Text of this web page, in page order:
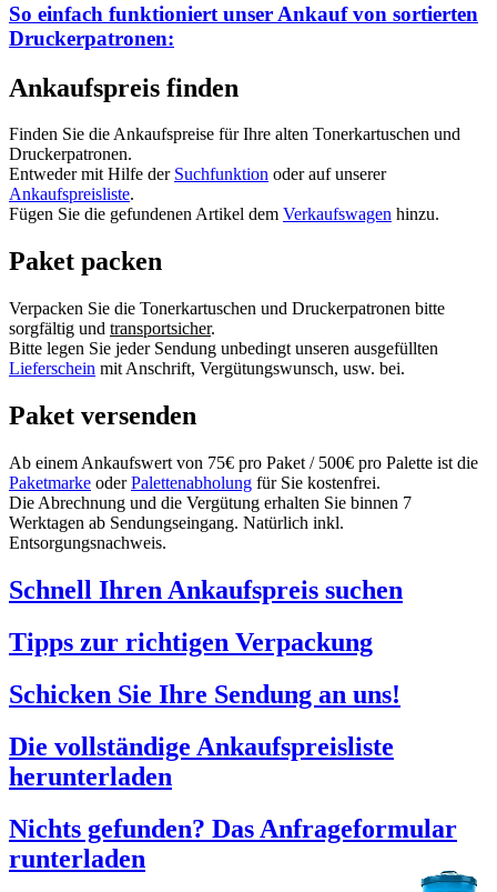
So einfach funktioniert unser Ankauf von sortierten
Druckerpatronen:
Ankaufspreis finden
Finden Sie die Ankaufspreise für Ihre alten Tonerkartuschen und
Druckerpatronen.
Entweder mit Hilfe der Suchfunktion oder auf unserer
Ankaufspreisliste.
Fügen Sie die gefundenen Artikel dem Verkaufswagen hinzu.
Paket packen
Verpacken Sie die Tonerkartuschen und Druckerpatronen bitte
sorgfältig und transportsicher.
Bitte legen Sie jeder Sendung unbedingt unseren ausgefüllten
Lieferschein mit Anschrift, Vergütungswunsch, usw. bei.
Paket versenden
Ab einem Ankaufswert von 75€ pro Paket / 500€ pro Palette ist die
Paketmarke oderPalettenabholung für Sie kostenfrei.
Die Abrechnung und die Vergütung erhalten Sie binnen 7
Werktagen ab Sendungseingang. Natürlich inkl.
Entsorgungsnachweis.
Schnell Ihren Ankaufspreis suchen
Tipps zur richtigen Verpackung
Schicken Sie Ihre Sendung an uns!
Die vollständige Ankaufspreisliste
herunterladen
Nichts gefunden? Das Anfrageformular
runterladen